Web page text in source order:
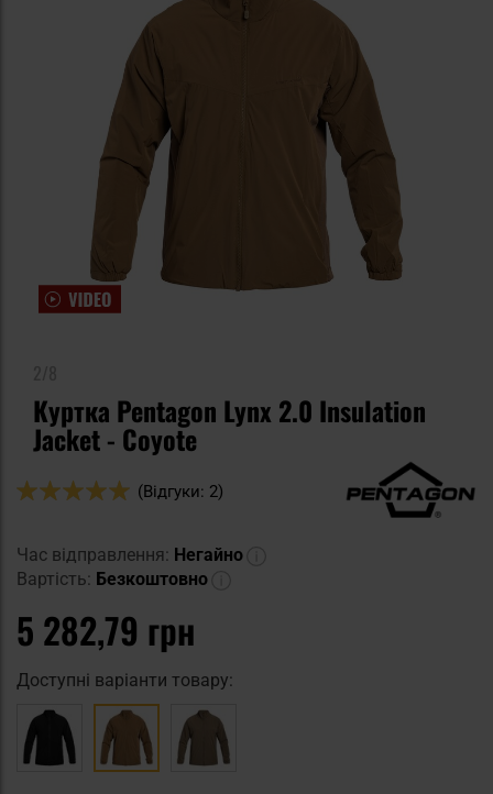
Куртка Pentagon Lynx 2.0 Insulation
Jacket - Coyote
Оцінка:
(Відгуки: 2)
Час відправлення: Негайно
Вартість: Безкоштовно
5 282,79 грн
Доступні варіанти товару: